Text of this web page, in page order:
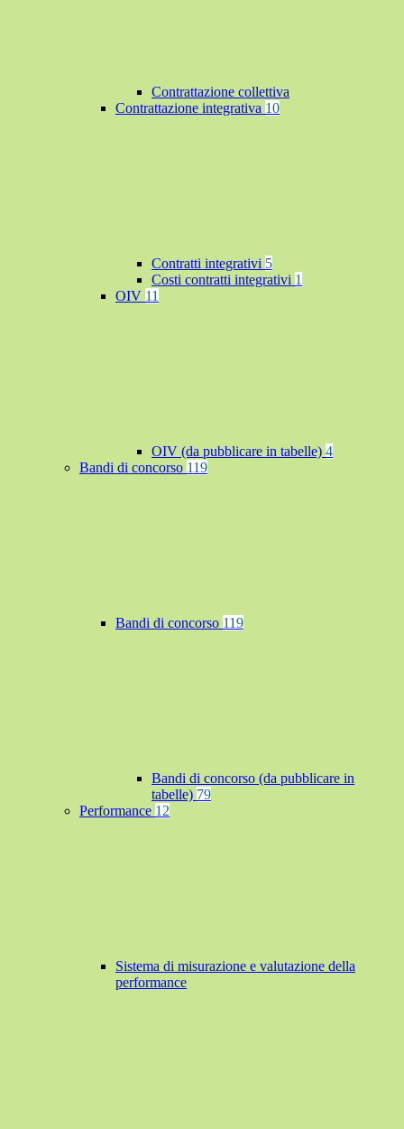
Contrattazione collettiva
Contrattazione integrativa 10
Contratti integrativi 5
Costi contratti integrativi 1
OIV 11
OIV (da pubblicare in tabelle) 4
Bandi di concorso 119
Bandi di concorso 119
Bandi di concorso (da pubblicare in
tabelle) 79
Performance 12
Sistema di misurazione e valutazione della
performance